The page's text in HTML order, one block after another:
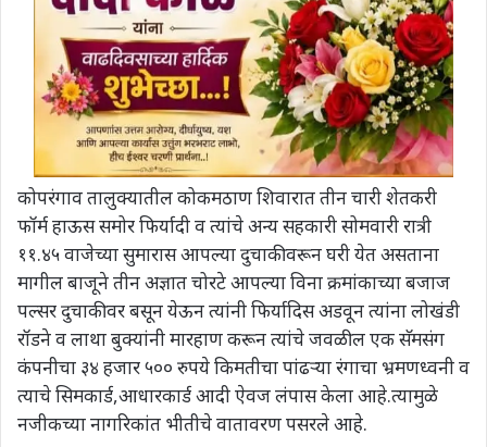
कोपरंगाव तालुक्यातील कोकमठाण शिवारात तीन चारी शेतकरी
फॉर्म हाऊस समोर फिर्यादी व त्यांचे अन्य सहकारी सोमवारी रात्री
११.४५ वाजेच्या सुमारास आपल्या दुचाकीवरून घरी येत असताना
मागील बाजूने तीन अज्ञात चोरटे आपल्या विना क्रमांकाच्या बजाज
पल्सर दुचाकीवर बसून येऊन त्यांनी फिर्यादिस अडवून त्यांना लोखंडी
रॉडने व लाथा बुक्यांनी मारहाण करून त्यांचे जवळील एक सॅमसंग
कंपनीचा ३४ हजार ५०० रुपये किमतीचा पांढऱ्या रंगाचा भ्रमणध्वनी व
त्याचे सिमकार्ड,आधारकार्ड आदी ऐवज लंपास केला आहे.त्यामुळे
नजीकच्या नागरिकांत भीतीचे वातावरण पसरले आहे.